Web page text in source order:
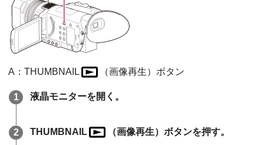
A：THUMBNAIL （画像再生）ボタン
液晶モニターを開く。
THUMBNAIL
（画像再生）ボタンを押す。